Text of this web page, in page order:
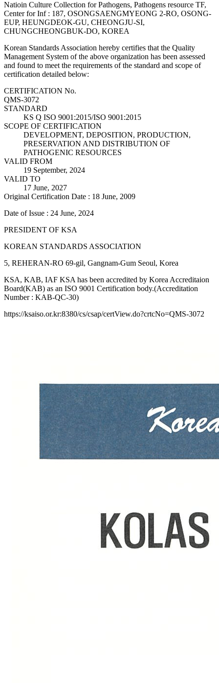
Natioin Culture Collection for Pathogens, Pathogens resource TF,
Center for Inf : 187, OSONGSAENGMYEONG 2-RO, OSONG-
EUP, HEUNGDEOK-GU, CHEONGJU-SI,
CHUNGCHEONGBUK-DO, KOREA
Korean Standards Association hereby certifies that the Quality
Management System of the above organization has been assessed
and found to meet the requirements of the standard and scope of
certification detailed below:
CERTIFICATION No.
QMS-3072
STANDARD
KS Q ISO 9001:2015/ISO 9001:2015
SCOPE OF CERTIFICATION
DEVELOPMENT, DEPOSITION, PRODUCTION,
PRESERVATION AND DISTRIBUTION OF
PATHOGENIC RESOURCES
VALID FROM
19 September, 2024
VALID TO
17 June, 2027
Original Certification Date : 18 June, 2009
Date of Issue : 24 June, 2024
PRESIDENT OF KSA
KOREAN STANDARDS ASSOCIATION
5, REHERAN-RO 69-gil, Gangnam-Gum Seoul, Korea
KSA, KAB, IAF KSA has been accredited by Korea Accreditaion
Board(KAB) as an ISO 9001 Certification body.(Accreditation
Number : KAB-QC-30)
https://ksaiso.or.kr:8380/cs/csap/certView.do?crtcNo=QMS-3072